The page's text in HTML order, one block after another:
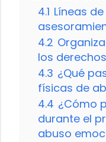
4.1 Líneas
4.2
los
4.3 ¿Qué
físicas de
4.4 ¿Cómo
durante el
abuso